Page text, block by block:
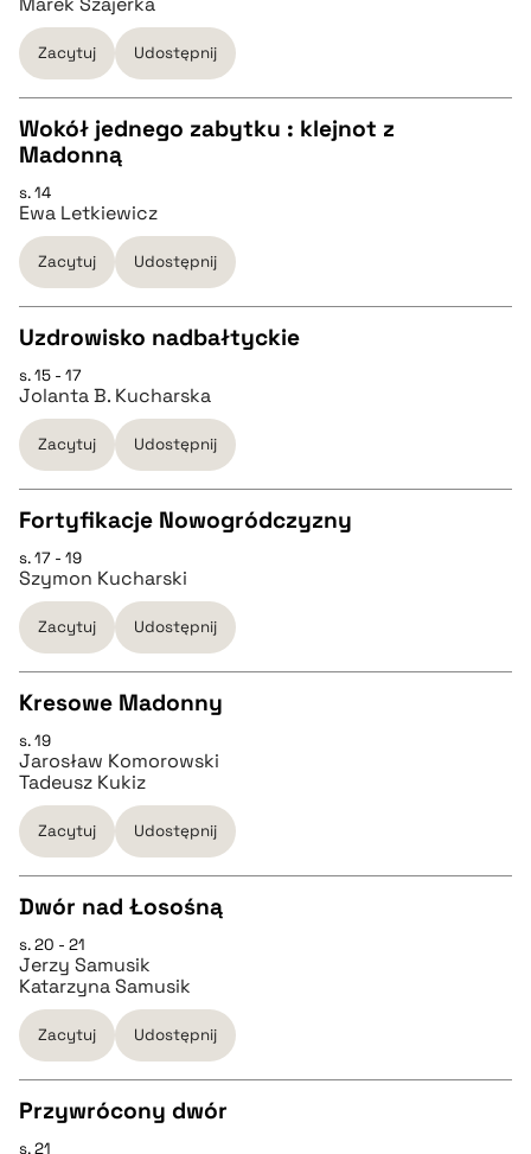
pobierz cytat
pobierz cytat
BIBTEX
Zacytuj Udostępnij
CZYSTY TEKST
pobierz cytat
BIBTEX
pobierz cytat
Wokół jednego zabytku : klejnot z
Madonną
s. 14
Ewa Letkiewicz
Zacytuj Udostępnij
CZYSTY TEKST
pobierz cytat
BIBTEX
pobierz cytat
Uzdrowisko nadbałtyckie
s. 15 - 17
Jolanta B. Kucharska
Zacytuj Udostępnij
CZYSTY TEKST
pobierz cytat
BIBTEX
pobierz cytat
Fortyfikacje Nowogródczyzny
s. 17 - 19
Szymon Kucharski
Zacytuj Udostępnij
CZYSTY TEKST
pobierz cytat
pobierz cytat
Kresowe Madonny
s. 19
Jarosław Komorowski
Tadeusz Kukiz
Zacytuj Udostępnij
CZYSTY TEKST
pobierz cytat
Dwór nad Łosośną
s. 20 - 21
Jerzy Samusik
Katarzyna Samusik
Zacytuj Udostępnij
Przywrócony dwór
s. 21